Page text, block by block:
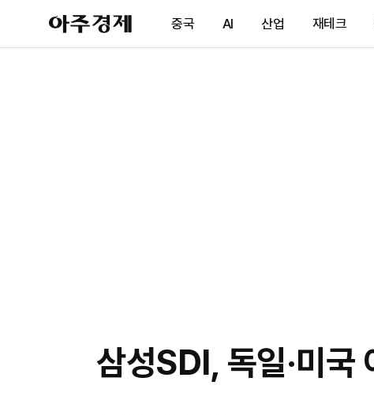
아
주
제
중국 AI 산업 재테크
삼성SDI, 독일·미국